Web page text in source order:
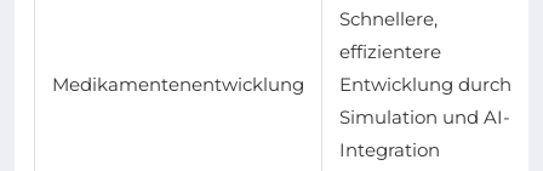
Medikamentenentwicklung
Schnellere,
effizientere
Entwicklung durch
Simulation und AI-
Integration